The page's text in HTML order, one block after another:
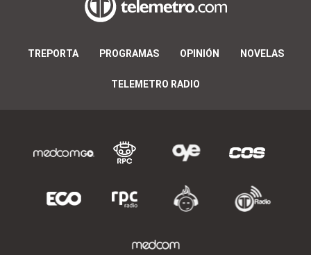
TREPORTA PROGRAMAS OPINIÓN NOVELAS
TELEMETRO RADIO